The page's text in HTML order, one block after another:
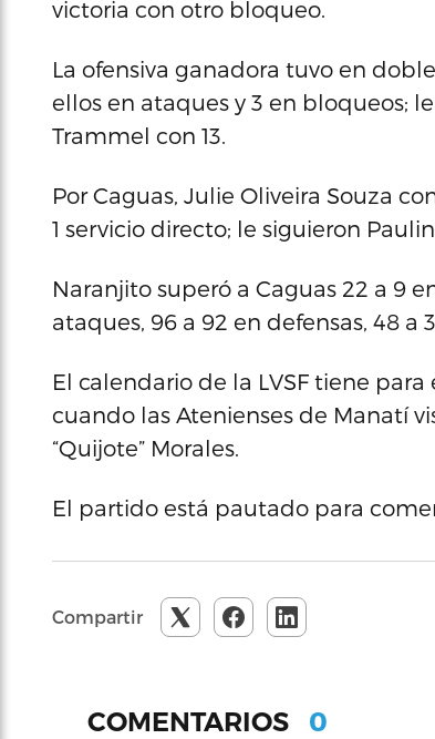
victoria con otro bloqueo.
La ofensiva ganadora tuvo en
ellos en ataques y 3 en bloqueos;
Trammel con 13.
Por Caguas, Julie Oliveira Souza
1 servicio directo; le siguieron
Naranjito superó a Caguas 22 a 9
ataques, 96 a 92 en defensas, 48 a
El calendario de la LVSF tiene
cuando las Atenienses de Manatí
“Quijote” Morales.
El partido está pautado para
Compartir
COMENTARIOS 0